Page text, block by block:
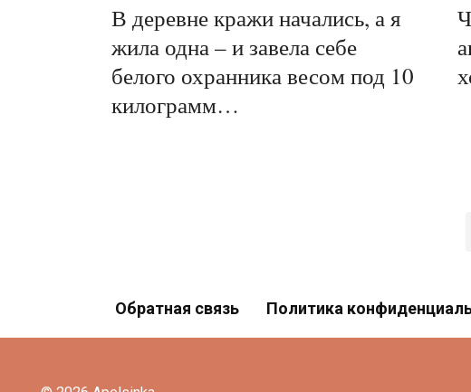
В деревне кражи начались, а я
жила одна – и завела себе
белого охранника весом под 10
килограмм…
Обратная связь Политика